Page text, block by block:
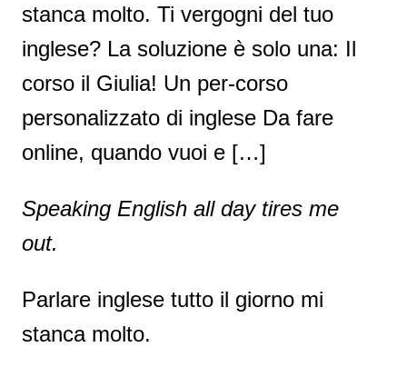
stanca molto. Ti vergogni del tuo
inglese? La soluzione è solo una: Il
corso il Giulia! Un per-corso
personalizzato di inglese Da fare
online, quando vuoi e […]
Speaking English all day tires me
out.
Parlare inglese tutto il giorno mi
stanca molto.